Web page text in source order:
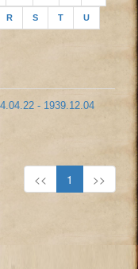
R S T U
- 1939.12.04
<< 1 >>